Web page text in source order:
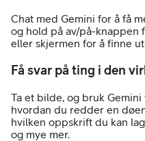
Chat med Gemini for å få
og hold på av/på-knappen
eller skjermen for å finne
Få svar på ting i den
Ta et bilde, og bruk
hvordan du redder en
hvilken oppskrift du kan
og mye mer.